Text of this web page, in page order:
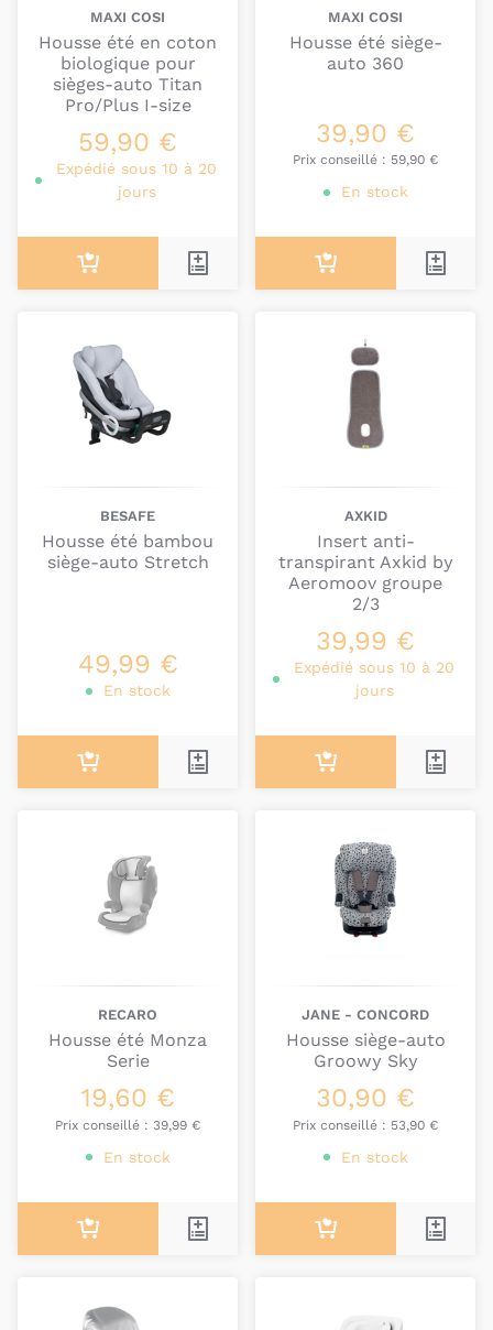
MAXI COSI
Housse été en coton
biologique pour
sièges-auto Titan
Pro/Plus I-size
59,90 €
Expédié sous 10 à 20
jours
MAXI COSI
Housse été siège-
auto 360
39,90 €
Prix conseillé : 59,90 €
En stock
BESAFE
Housse été bambou
siège-auto Stretch
49,99 €
En stock
AXKID
Insert anti-
transpirant Axkid by
Aeromoov groupe
2/3
39,99 €
Expédié sous 10 à 20
jours
RECARO
Housse été Monza
Serie
19,60 €
Prix conseillé : 39,99 €
En stock
JANE - CONCORD
Housse siège-auto
Groowy Sky
30,90 €
Prix conseillé : 53,90 €
En stock